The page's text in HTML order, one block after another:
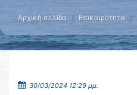
Αρχική σελίδα Επικαιρότητα
30/03/2024 12:29 μμ.